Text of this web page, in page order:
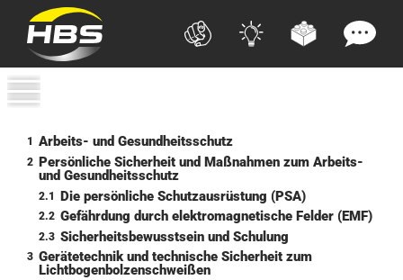
1 Arbeits- und Gesundheitsschutz
2 Persönliche Sicherheit und Maßnahmen zum Arbeits-
und Gesundheitsschutz
2.1 Die persönliche Schutzausrüstung (PSA)
2.2 Gefährdung durch elektromagnetische Felder (EMF)
2.3 Sicherheitsbewusstsein und Schulung
3 Gerätetechnik und technische Sicherheit zum
Lichtbogenbolzenschweißen